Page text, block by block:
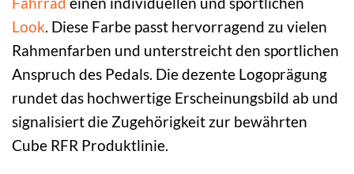
Look. Diese Farbe passt hervorragend zu vielen
Rahmenfarben und unterstreicht den sportlichen
Anspruch des Pedals. Die dezente Logoprägung
rundet das hochwertige Erscheinungsbild ab und
signalisiert die Zugehörigkeit zur bewährten
Cube RFR Produktlinie.